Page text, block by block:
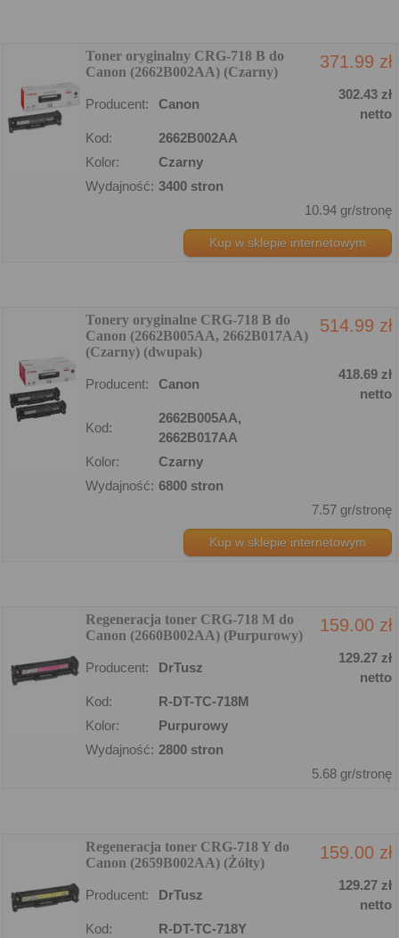
Toner oryginalny CRG-718 B do
Canon (2662B002AA) (Czarny)
371.99 zł
Producent: Canon
302.43 zł
netto
Kod:
2662B002AA
Kolor:
Czarny
Wydajność: 3400 stron
10.94 gr/stronę
Kup w sklepie internetowym
Tonery oryginalne CRG-718 B do
Canon (2662B005AA, 2662B017AA)
(Czarny) (dwupak)
514.99 zł
Producent: Canon
418.69 zł
netto
Kod:
2662B005AA,
2662B017AA
Kolor:
Czarny
Wydajność: 6800 stron
7.57 gr/stronę
Kup w sklepie internetowym
Regeneracja toner CRG-718 M do
Canon (2660B002AA) (Purpurowy)
159.00 zł
Producent: DrTusz
129.27 zł
netto
Kod:
R-DT-TC-718M
Kolor:
Purpurowy
Wydajność: 2800 stron
5.68 gr/stronę
Regeneracja toner CRG-718 Y do
Canon (2659B002AA) (Żółty)
159.00 zł
Producent: DrTusz
129.27 zł
netto
Kod:
R-DT-TC-718Y